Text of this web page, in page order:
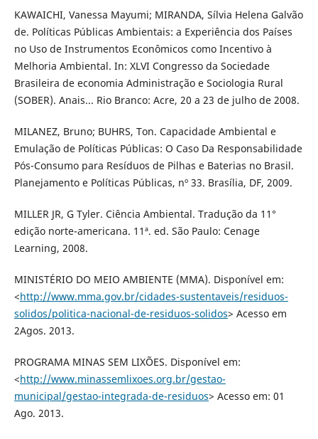
KAWAICHI, Vanessa Mayumi; MIRANDA, Sílvia Helena Galvão
de. Políticas Públicas Ambientais: a Experiência dos Países
no Uso de Instrumentos Econômicos como Incentivo à
Melhoria Ambiental. In: XLVI Congresso da Sociedade
Brasileira de economia Administração e Sociologia Rural
(SOBER). Anais... Rio Branco: Acre, 20 a 23 de julho de 2008.
MILANEZ, Bruno; BUHRS, Ton. Capacidade Ambiental e
Emulação de Políticas Públicas: O Caso Da Responsabilidade
Pós-Consumo para Resíduos de Pilhas e Baterias no Brasil.
Planejamento e Políticas Públicas, nº 33. Brasília, DF, 2009.
MILLER JR, G Tyler. Ciência Ambiental. Tradução da 11°
edição norte-americana. 11ª. ed. São Paulo: Cenage
Learning, 2008.
MINISTÉRIO DO MEIO AMBIENTE (MMA). Disponível em:
<http://www.mma.gov.br/cidades-sustentaveis/residuos-
solidos/politica-nacional-de-residuos-solidos> Acesso em
2Agos. 2013.
PROGRAMA MINAS SEM LIXÕES. Disponível em:
<http://www.minassemlixoes.org.br/gestao-
municipal/gestao-integrada-de-residuos> Acesso em: 01
Ago. 2013.